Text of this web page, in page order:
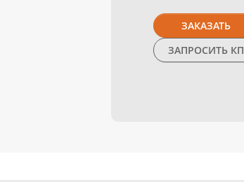
ЗАКАЗАТЬ
ЗАПРОСИТЬ КП